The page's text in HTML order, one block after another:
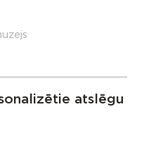
atslēgu